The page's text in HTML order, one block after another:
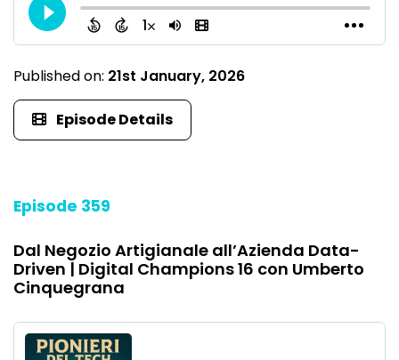
Published on: 21st January, 2026
Episode Details
Episode 359
Dal Negozio Artigianale all’Azienda Data-
Driven | Digital Champions 16 con Umberto
Cinquegrana